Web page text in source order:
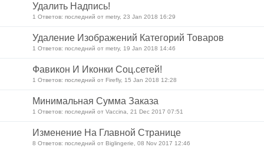
Удалить Надпись!
1 Ответов: последний от metry, 23 Jan 2018 16:29
Удаление Изображений Категорий Товаров
1 Ответов: последний от metry, 19 Jan 2018 14:46
Фавикон И Иконки Соц.сетей!
1 Ответов: последний от Firefly, 15 Jan 2018 12:28
Минимальная Сумма Заказа
1 Ответов: последний от Vaccina, 21 Dec 2017 07:51
Изменение На Главной Странице
8 Ответов: последний от Biglingerie, 08 Nov 2017 12:46